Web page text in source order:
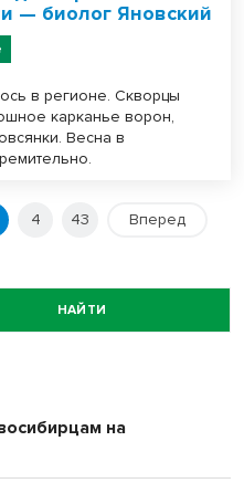
— биолог Яновский
в регионе. Скворцы
карканье ворон,
Весна в
4 43 Вперед
НАЙТИ
на